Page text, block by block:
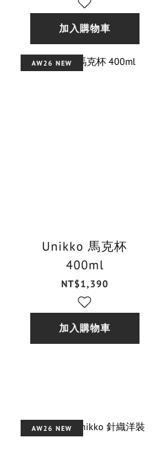
加入購物車
AW26 NEW
Unikko 馬克杯
400ml
NT$1,390
加入購物車
AW26 NEW